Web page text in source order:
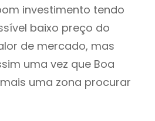
investimento tendo
baixo preço do
de mercado, mas
uma vez que Boa
uma zona procurar